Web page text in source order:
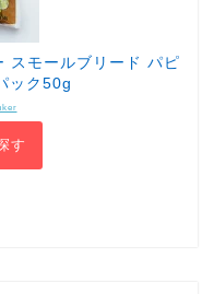
スモールブリード パピ
ック50g
す